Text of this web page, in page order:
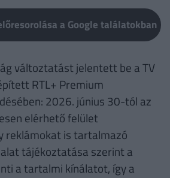
a Google találatokban
változtatást jelentett be a TV
RTL+ Premium
2026. június 30-tól az
elérhető felület
reklámokat is tartalmazó
tájékoztatása szerint a
a tartalmi kínálatot, így a